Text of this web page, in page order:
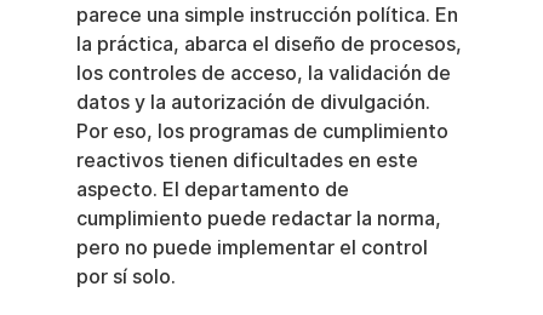
parece una simple instrucción política. En
la práctica, abarca el diseño de procesos,
los controles de acceso, la validación de
datos y la autorización de divulgación.
Por eso, los programas de cumplimiento
reactivos tienen dificultades en este
aspecto. El departamento de
cumplimiento puede redactar la norma,
pero no puede implementar el control
por sí solo.